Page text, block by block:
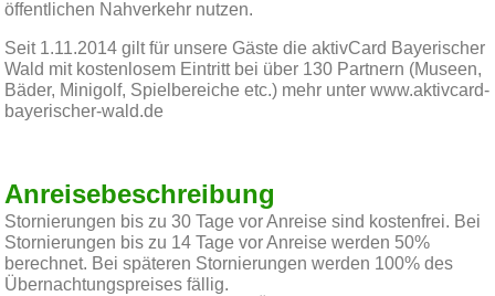
öffentlichen Nahverkehr nutzen.
Seit 1.11.2014 gilt für unsere Gäste die aktivCard Bayerischer
Wald mit kostenlosem Eintritt bei über 130 Partnern (Museen,
Bäder, Minigolf, Spielbereiche etc.) mehr unterwww.aktivcard-
bayerischer-wald.de
Anreisebeschreibung
Stornierungen bis zu 30 Tage vor Anreise sind kostenfrei. Bei
Stornierungen bis zu 14 Tage vor Anreise werden 50%
berechnet. Bei späteren Stornierungen werden 100% des
Übernachtungspreises fällig.